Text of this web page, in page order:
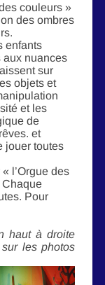
couleurs »
des ombres
enfants
aux nuances
sur
objets et
et les
de
et
jouer toutes
l’Orgue des
Chaque
Pour
haut à droite
les photos